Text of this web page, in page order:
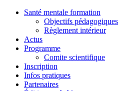
Santé mentale formation
Objectifs pédagogiques
Règlement intérieur
Actus
Programme
Comite scientifique
Inscription
Infos pratiques
Partenaires